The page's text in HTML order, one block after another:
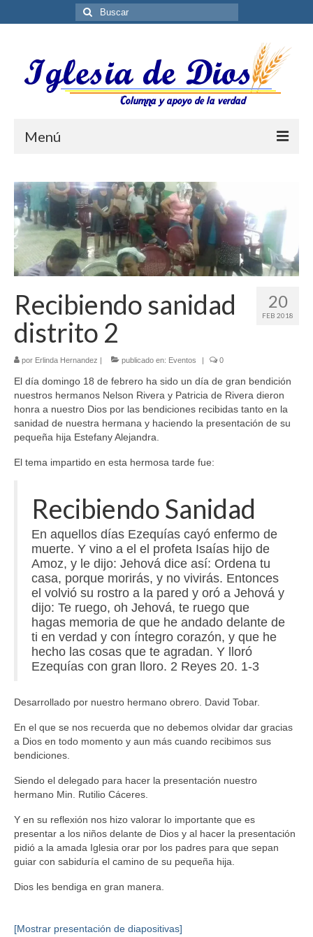
Buscar
por:
Menú
Biblioteca ES
Contáctenos
20
FEB 2018
Recibiendo sanidad
distrito 2
por Erlinda Hernandez | publicado en: Eventos | 0
El día domingo 18 de febrero ha sido un día de gran bendición
nuestros hermanos Nelson Rivera y Patricia de Rivera dieron
honra a nuestro Dios por las bendiciones recibidas tanto en la
sanidad de nuestra hermana y haciendo la presentación de su
pequeña hija Estefany Alejandra.
El tema impartido en esta hermosa tarde fue:
Recibiendo Sanidad
En aquellos días Ezequías cayó enfermo de
muerte. Y vino a el el profeta Isaías hijo de
Amoz, y le dijo: Jehová dice así: Ordena tu
casa, porque morirás, y no vivirás. Entonces
el volvió su rostro a la pared y oró a Jehová y
dijo: Te ruego, oh Jehová, te ruego que
hagas memoria de que he andado delante de
ti en verdad y con íntegro corazón, y que he
hecho las cosas que te agradan. Y lloró
Ezequías con gran lloro. 2 Reyes 20. 1-3
Desarrollado por nuestro hermano obrero. David Tobar.
En el que se nos recuerda que no debemos olvidar dar gracias
a Dios en todo momento y aun más cuando recibimos sus
bendiciones.
Siendo el delegado para hacer la presentación nuestro
hermano Min. Rutilio Cáceres.
Y en su reflexión nos hizo valorar lo importante que es
presentar a los niños delante de Dios y al hacer la presentación
pidió a la amada Iglesia orar por los padres para que sepan
guiar con sabiduría el camino de su pequeña hija.
Dios les bendiga en gran manera.
[Mostrar presentación de diapositivas]